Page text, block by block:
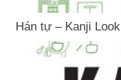
Hán tự – Kanji